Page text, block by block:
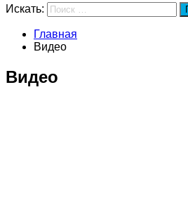
Искать:
Главная
Видео
Видео